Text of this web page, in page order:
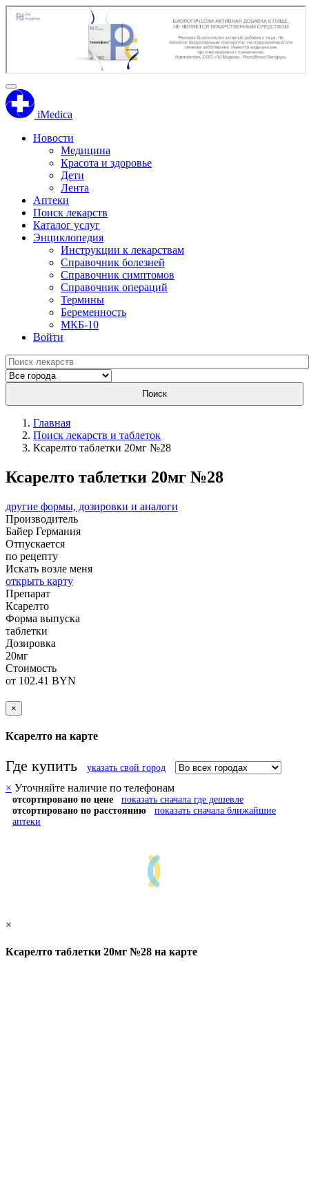
iMedica
Новости
Медицина
Красота и здоровье
Дети
Лента
Аптеки
Поиск лекарств
Каталог услуг
Энциклопедия
Инструкции к лекарствам
Справочник болезней
Справочник симптомов
Справочник операций
Термины
Беременность
МКБ-10
Войти
Поиск
Главная
Поиск лекарств и таблеток
Ксарелто таблетки 20мг №28
Ксарелто таблетки 20мг №28
другие формы, дозировки и аналоги
Производитель
Байер Германия
Отпускается
по рецепту
Искать возле меня
открыть карту
Препарат
Ксарелто
Форма выпуска
таблетки
Дозировка
20мг
Стоимость
от 102.41 BYN
×
Ксарелто на карте
Где купить указать свой город
× Уточняйте наличие по телефонам
отсортировано по цене
показать сначала где дешевле
отсортировано по расстоянию
показать сначала ближайшие
аптеки
×
Ксарелто таблетки 20мг №28 на карте